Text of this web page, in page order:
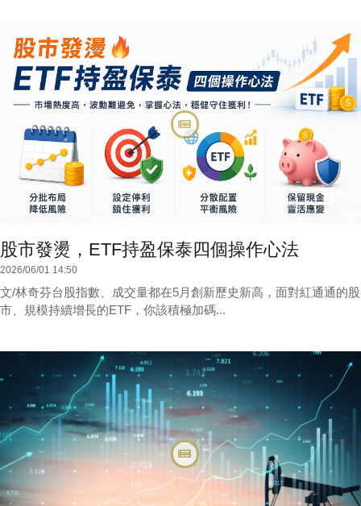
股市發燙，ETF持盈保泰四個操作心法
2026/06/01 14:50
文/林奇芬台股指數、成交量都在5月創新歷史新高，面對紅通通的股
市、規模持續增長的ETF，你該積極加碼...